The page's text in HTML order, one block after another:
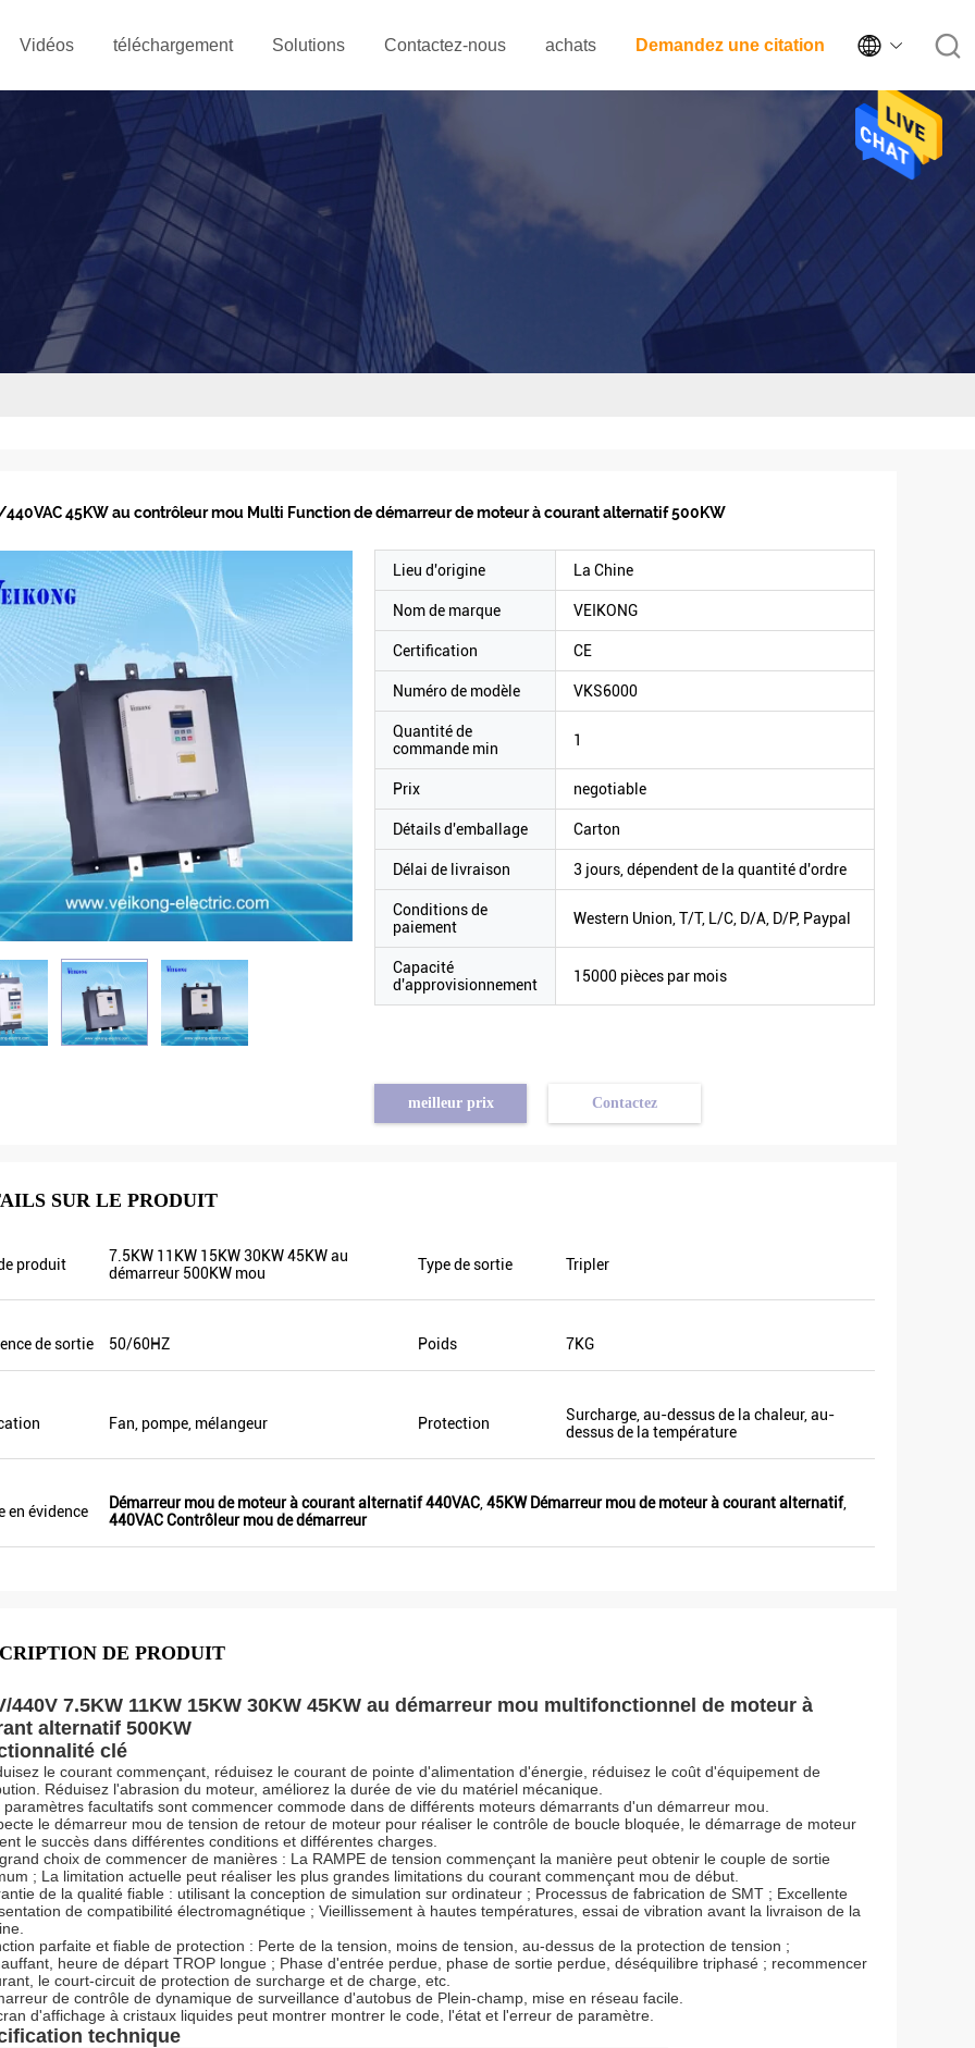
Vidéos téléchargement Solutions Contactez-nous achats Demandez une citation 
Tayfun de Turquie
préparé quelques produits
pour l'exposition. Nous
et cette année, il y a plus de 8.
eux seulement vendre
45KW au contrôleur mou Multi Function de démarreur de moteur à courant alternatif 500KW
Lieu d'origine La Chine
Nom de marque VEIKONG
Certification CE
Numéro de modèle VKS6000
Quantité de
commande min
1
Prix negotiable
Détails d'emballage Carton
Délai de livraison 3 jours, dépendent de la quantité d'ordre
Conditions de
paiement
Western Union, T/T, L/C, D/A, D/P, Paypal
Capacité
d'approvisionnement
15000 pièces par mois
meilleur prix Contactez
SUR LE PRODUIT
produit
7.5KW 11KW 15KW 30KW 45KW au
démarreur 500KW mou
Type de sortie Tripler
de sortie 50/60HZ Poids 7KG
Fan, pompe, mélangeur Protection
Surcharge, au-dessus de la chaleur, au-
dessus de la température
en évidence Démarreur mou de moteur à courant alternatif 440VAC 45KW Démarreur mou de moteur à courant alternatif,
440VAC Contrôleur mou de démarreur
DE PRODUIT
440V 7.5KW 11KW 15KW 30KW 45KW au démarreur mou multifonctionnel de moteur à
alternatif 500KW
clé
le courant commençant, réduisez le courant de pointe d'alimentation d'énergie, réduisez le coût d'équipement de
Réduisez l'abrasion du moteur, améliorez la durée de vie du matériel mécanique.
paramètres facultatifs sont commencer commode dans de différents moteurs démarrants d'un démarreur mou.
le démarreur mou de tension de retour de moteur pour réaliser le contrôle de boucle bloquée, le démarrage de moteur
le succès dans différentes conditions et différentes charges.
choix de commencer de manières : La RAMPE de tension commençant la manière peut obtenir le couple de sortie
; La limitation actuelle peut réaliser les plus grandes limitations du courant commençant mou de début.
de la qualité fiable : utilisant la conception de simulation sur ordinateur ; Processus de fabrication de SMT ; Excellente
de compatibilité électromagnétique ; Vieillissement à hautes températures, essai de vibration avant la livraison de la
parfaite et fiable de protection : Perte de la tension, moins de tension, au-dessus de la protection de tension ;
heure de départ TROP longue ; Phase d'entrée perdue, phase de sortie perdue, déséquilibre triphasé ; recommencer
le court-circuit de protection de surcharge et de charge, etc.
de contrôle de dynamique de surveillance d'autobus de Plein-champ, mise en réseau facile.
d'affichage à cristaux liquides peut montrer montrer le code, l'état et l'erreur de paramètre.
technique